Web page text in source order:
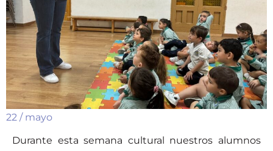
22 / mayo
Durante esta semana cultural nuestros alumnos